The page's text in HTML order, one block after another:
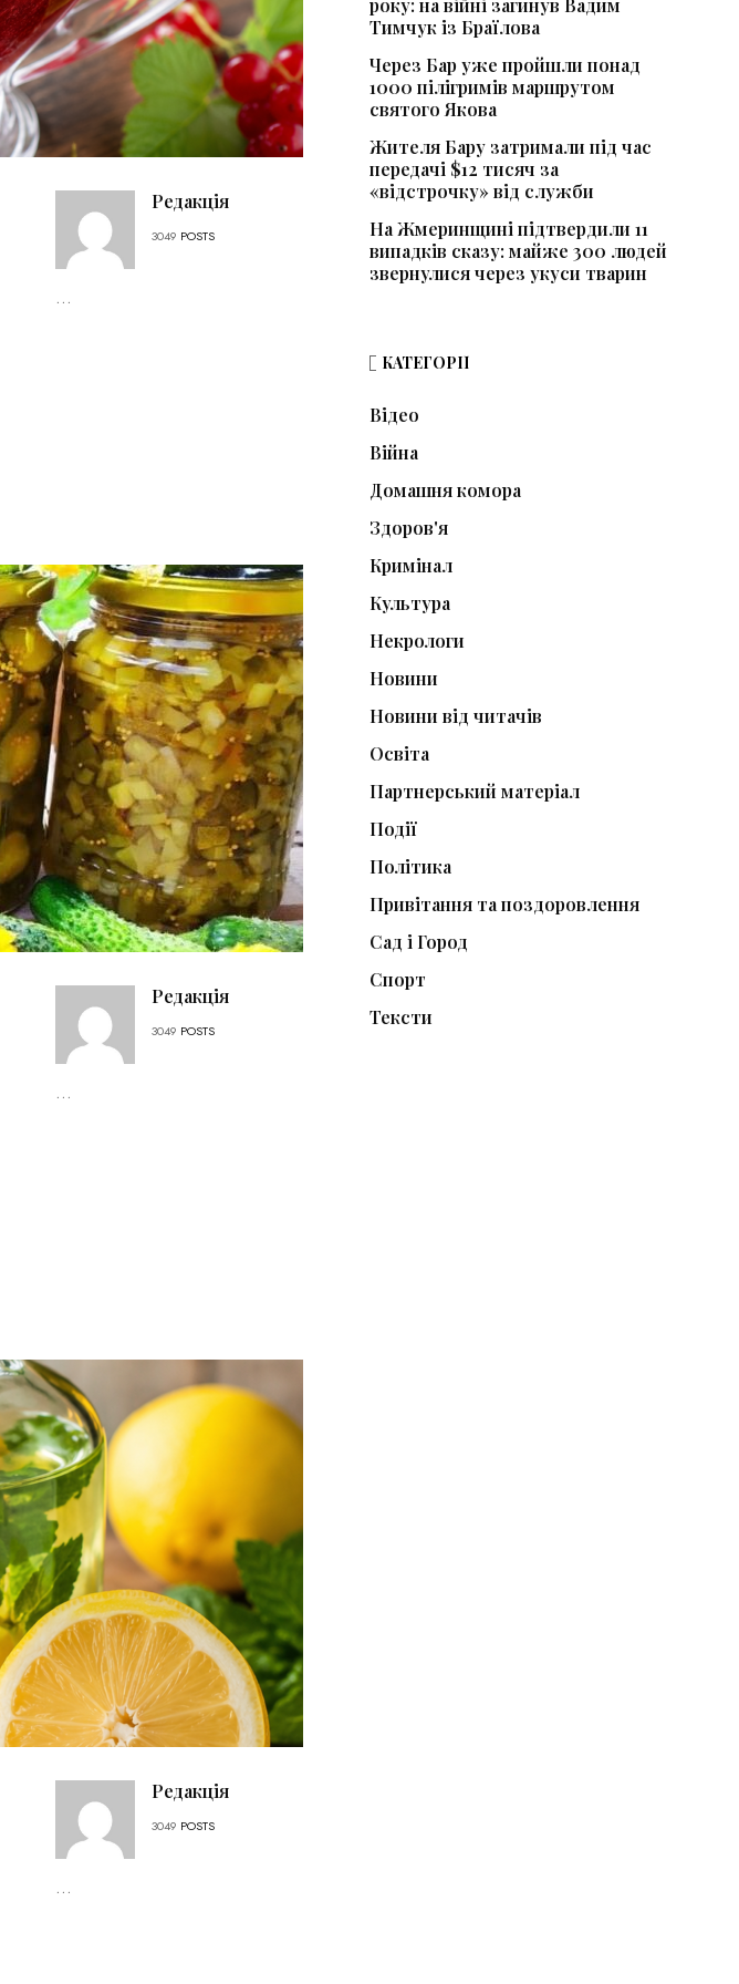
Редакція
3049 POSTS
...
Редакція
3049 POSTS
...
Редакція
3049 POSTS
...
року: на війні загинув Вадим
Тимчук із Браїлова
Через Бар уже пройшли понад
1000 пілігримів маршрутом
святого Якова
Жителя Бару затримали під час
передачі $12 тисяч за
«відстрочку» від служби
На Жмеринщині підтвердили 11
випадків сказу: майже 300 людей
звернулися через укуси тварин
КАТЕГОРІЇ
Відео
Війна
Домашня комора
Здоров'я
Кримінал
Культура
Некрологи
Новини
Новини від читачів
Освіта
Партнерський матеріал
Події
Політика
Привітання та поздоровлення
Сад і Город
Спорт
Тексти